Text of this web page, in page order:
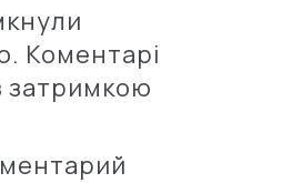
Коментарі
затримкою